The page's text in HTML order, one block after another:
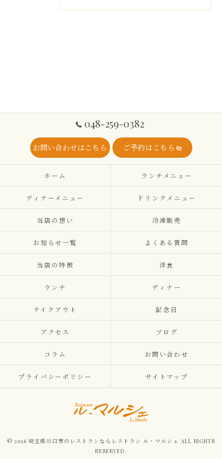
048-259-0382
お問い合わせはこちら ご予約はこちら
ホーム ランチメニュー
ディナーメニュー ドリンクメニュー
当店の想い 冷凍販売
お知らせ一覧 よくある質問
当店の特徴 洋食
ランチ ディナー
テイクアウト 記念日
アクセス ブログ
コラム お問い合わせ
プライバシーポリシー サイトマップ
© 2026 埼玉県川口市のレストランならレストラン ル・マルシェ ALL RIGHTS
RESERVED.